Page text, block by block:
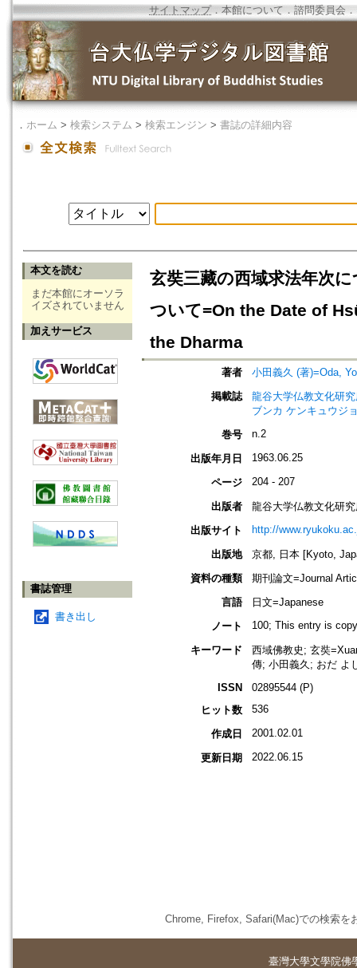
サイトマップ．本館について ． 諮問委員会 ．
． ホーム > 検索システム > 検索エンジン > 書誌の詳細内容
本文を読む
まだ本館にオーソラ
イズされていません
加えサービス
書誌管理
書き出し
玄奘三藏の西域求法年次
ついて=On the Date of
the Dharma
著者
小田義久 (著)=Oda,
掲載誌
龍谷大学仏教文化研
ブンカ ケンキュウジ
巻号
n.2
出版年月日 1963.06.25
ページ 204 - 207
出版者
龍谷大学仏教文化研
出版サイト
http://
出版地
京都, 日本 [Kyoto,
資料の種類
期刊論文=Journal
言語
日文=Japanese
ノート
100; This entry is
キーワード
西域佛教史; 玄奘
傳; 小田義久; おだ よ
ISSN
02895544 (P)
ヒット数
536
作成日 2001.02.01
更新日期 2022.06.15
Chrome, Firefox, Safari(Mac)での検索を
臺灣大學文學院佛